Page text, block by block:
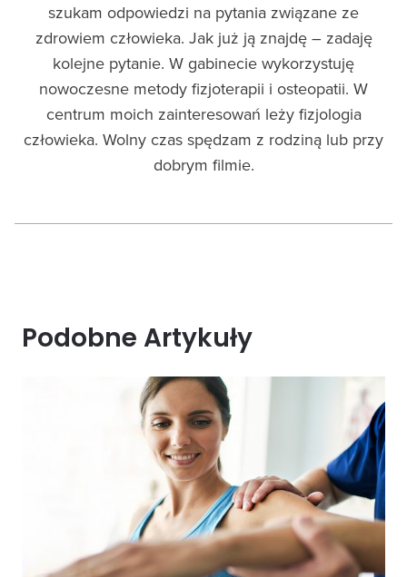
szukam odpowiedzi na pytania związane ze
zdrowiem człowieka. Jak już ją znajdę – zadaję
kolejne pytanie. W gabinecie wykorzystuję
nowoczesne metody fizjoterapii i osteopatii. W
centrum moich zainteresowań leży fizjologia
człowieka. Wolny czas spędzam z rodziną lub przy
dobrym filmie.
Podobne Artykuły